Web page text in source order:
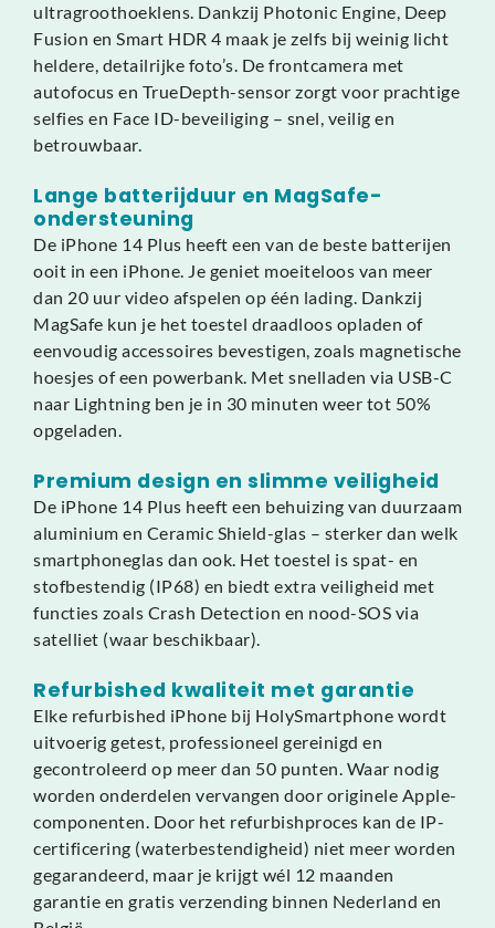
ultragroothoeklens. Dankzij Photonic Engine, Deep
Fusion en Smart HDR 4 maak je zelfs bij weinig licht
heldere, detailrijke foto’s. De frontcamera met
autofocus en TrueDepth-sensor zorgt voor prachtige
selfies en Face ID-beveiliging – snel, veilig en
betrouwbaar.
Lange batterijduur en MagSafe-
ondersteuning
De iPhone 14 Plus heeft een van de beste batterijen
ooit in een iPhone. Je geniet moeiteloos van meer
dan 20 uur video afspelen op één lading. Dankzij
MagSafe kun je het toestel draadloos opladen of
eenvoudig accessoires bevestigen, zoals magnetische
hoesjes of een powerbank. Met snelladen via USB-C
naar Lightning ben je in 30 minuten weer tot 50%
opgeladen.
Premium design en slimme veiligheid
De iPhone 14 Plus heeft een behuizing van duurzaam
aluminium en Ceramic Shield-glas – sterker dan welk
smartphoneglas dan ook. Het toestel is spat- en
stofbestendig (IP68) en biedt extra veiligheid met
functies zoals Crash Detection en nood-SOS via
satelliet (waar beschikbaar).
Refurbished kwaliteit met garantie
Elke refurbished iPhone bij HolySmartphone wordt
uitvoerig getest, professioneel gereinigd en
gecontroleerd op meer dan 50 punten. Waar nodig
worden onderdelen vervangen door originele Apple-
componenten. Door het refurbishproces kan de IP-
certificering (waterbestendigheid) niet meer worden
gegarandeerd, maar je krijgt wél 12 maanden
garantie en gratis verzending binnen Nederland en